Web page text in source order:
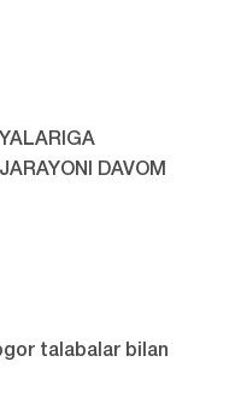
DAVOM
talabalar bilan